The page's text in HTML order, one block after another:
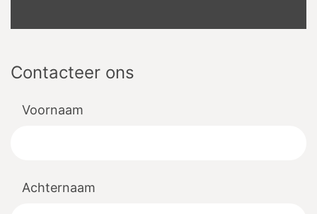
Contacteer ons
Voornaam
Achternaam